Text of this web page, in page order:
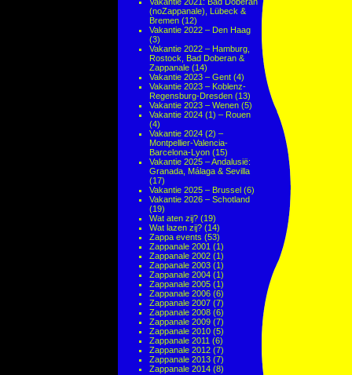
(noZappanale), Lübeck &
Bremen (12)
Vakantie 2022 – Den Haag
(3)
Vakantie 2022 – Hamburg,
Rostock, Bad Doberan &
Zappanale (14)
Vakantie 2023 – Gent (4)
Vakantie 2023 – Koblenz-
Regensburg-Dresden (13)
Vakantie 2023 – Wenen (5)
Vakantie 2024 (1) – Rouen
(4)
Vakantie 2024 (2) –
Montpellier-Valencia-
Barcelona-Lyon (15)
Vakantie 2025 – Andalusië:
Granada, Málaga & Sevilla
(17)
Vakantie 2025 – Brussel (6)
Vakantie 2026 – Schotland
(19)
Wat aten zij? (19)
Wat lazen zij? (14)
Zappa events (53)
Zappanale 2001 (1)
Zappanale 2002 (1)
Zappanale 2003 (1)
Zappanale 2004 (1)
Zappanale 2005 (1)
Zappanale 2006 (6)
Zappanale 2007 (7)
Zappanale 2008 (6)
Zappanale 2009 (7)
Zappanale 2010 (5)
Zappanale 2011 (6)
Zappanale 2012 (7)
Zappanale 2013 (7)
Zappanale 2014 (8)